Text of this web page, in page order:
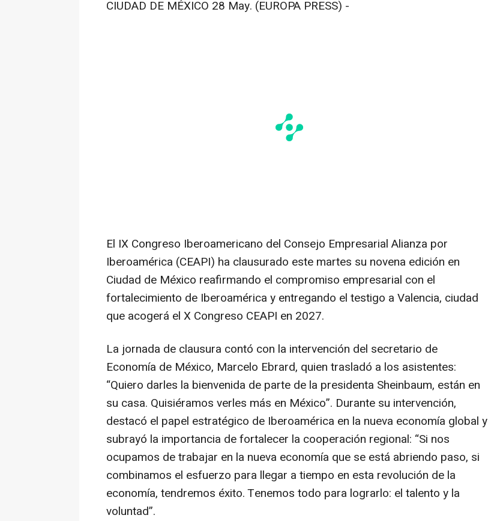
CIUDAD DE MÉXICO 28 May. (EUROPA PRESS) -
El IX Congreso Iberoamericano del Consejo Empresarial Alianza por
Iberoamérica (CEAPI) ha clausurado este martes su novena edición en
Ciudad de México reafirmando el compromiso empresarial con el
fortalecimiento de Iberoamérica y entregando el testigo a Valencia, ciudad
que acogerá el X Congreso CEAPI en 2027.
La jornada de clausura contó con la intervención del secretario de
Economía de México, Marcelo Ebrard, quien trasladó a los asistentes:
“Quiero darles la bienvenida de parte de la presidenta Sheinbaum, están en
su casa. Quisiéramos verles más en México”. Durante su intervención,
destacó el papel estratégico de Iberoamérica en la nueva economía global y
subrayó la importancia de fortalecer la cooperación regional: “Si nos
ocupamos de trabajar en la nueva economía que se está abriendo paso, si
combinamos el esfuerzo para llegar a tiempo en esta revolución de la
economía, tendremos éxito. Tenemos todo para lograrlo: el talento y la
voluntad”.